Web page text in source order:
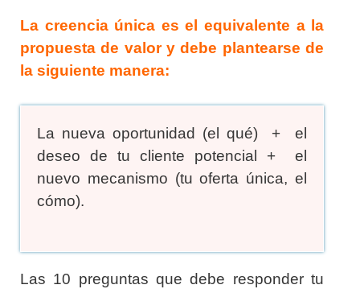
La creencia única es el equivalente a la
propuesta de valor y debe plantearse de
la siguiente manera:
La nueva oportunidad (el qué) +el
deseo de tu cliente potencial +el
nuevo mecanismo (tu oferta única, el
cómo).
Las 10 preguntas que debe responder tu